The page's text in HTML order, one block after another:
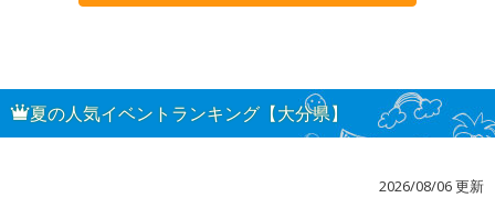
夏の人気イベントランキング【大分県】
2026/08/06 更新